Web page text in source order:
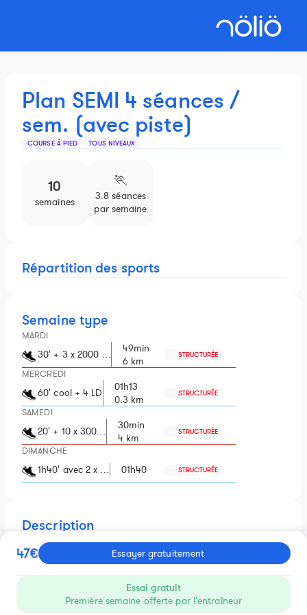
Plan SEMI 4 séances /
sem. (avec piste)
COURSE À PIED TOUS NIVEAUX
10
semaines
🏃️
3.8 séances
par semaine
Répartition des sports
Semaine type
MARDI
30' + 3 x 2000 …
49min
6 km
STRUCTURÉE
MERCREDI
60' cool + 4 LD
01h13
0.3 km
STRUCTURÉE
SAMEDI
20' + 10 x 300…
30min
4 km
STRUCTURÉE
DIMANCHE
1h40' avec 2 x … 01h40 STRUCTURÉE
Description
Voici ton plan pour préparer ton semi-marathon sur 9
semaines + 1
- 1 semaine de mise en charge progressive
- 8 semaines spécifiques semi : 2 cycles de (3 semaines de
développement + 1 semaine d'assimilation)
- 1 semaine de récupération post compétition
47€ Essayer gratuitement
Essai gratuit
Première semaine offerte par l'entraîneur